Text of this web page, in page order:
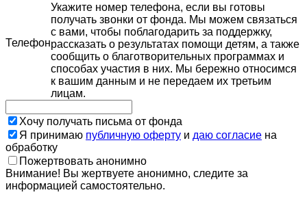
Телефон
Укажите номер телефона, если вы готовы
получать звонки от фонда. Мы можем связаться
с вами, чтобы поблагодарить за поддержку,
рассказать о результатах помощи детям, а также
сообщить о благотворительных программах и
способах участия в них. Мы бережно относимся
к вашим данным и не передаем их третьим
лицам.
Хочу получать письма от фонда
Я принимаю публичную оферту и даю согласие на
обработку
Пожертвовать анонимно
Внимание! Вы жертвуете анонимно, следите за
информацией самостоятельно.